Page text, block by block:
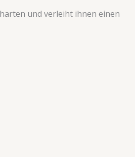
und verleiht ihnen einen